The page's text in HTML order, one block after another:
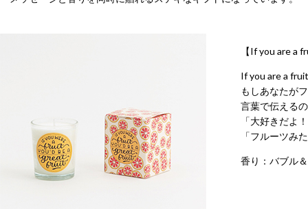
【If you are a
If you are a
もしあなたが
言葉で伝える
「大好きだよ
「フルーツみ
香り：バブル